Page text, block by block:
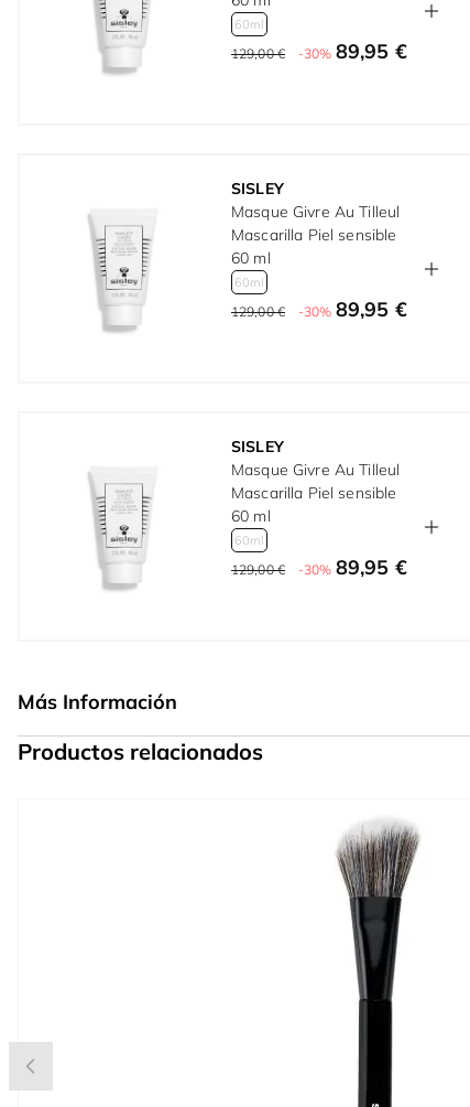
60ml
129,00 € -30% 89,95 €
SISLEY
Masque Givre Au Tilleul
Mascarilla Piel sensible
60 ml
60ml
129,00 € -30% 89,95 €
SISLEY
Masque Givre Au Tilleul
Mascarilla Piel sensible
60 ml
60ml
129,00 € -30% 89,95 €
Más Información
Productos relacionados